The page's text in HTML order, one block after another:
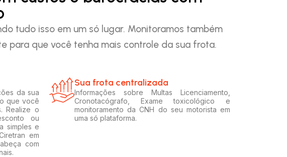
tudo isso em um só lugar. Monitoramos também
para que você tenha mais controle da sua frota.
da sua
que você
Realize o
ou
simples e
em
com
Sua frota centralizada​
Informações sobre Multas Licenciamento,
Cronotacógrafo, Exame toxicológico e
monitoramento da CNH do seu motorista em
uma só plataforma.